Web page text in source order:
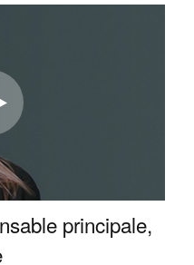
principale,